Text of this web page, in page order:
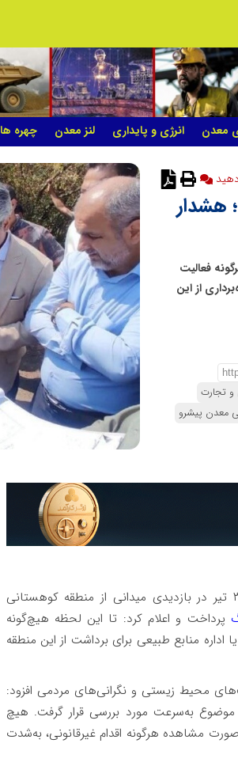
معدن انرژی و پایداری لنز معدن چهره ها
هشدار
فعالیت
از این
تجارت
معدن پیشرو
احمد مظفری، دوشنبه ۳۰ تیر در بازدیدی میدانی از منطقه کوهستانی
پرداخت و اعلام کرد: تا این لحظه هیچ‌گونه
منابع طبیعی برای برداشت از این منطقه
محیط زیستی و نگرانی‌های مردمی افزود:
به‌سرعت مورد بررسی قرار گرفت. هیچ
مشاهده هرگونه اقدام غیرقانونی، به‌شدت